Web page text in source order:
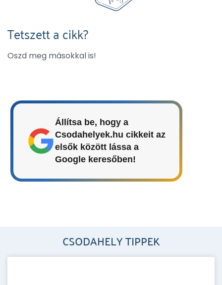
Tetszett a cikk?
Oszd meg másokkal is!
Állítsa be, hogy a
Csodahelyek.hu cikkeit az
elsők között lássa a
Google keresőben!
CSODAHELY TIPPEK